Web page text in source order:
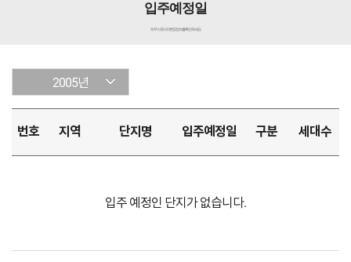
입주예정일
하우스토리의 현장 정보를 확인하세요.
2005년
번호 지역 단지명 입주예정일 구분 세대수
입주 예정인 단지가 없습니다.